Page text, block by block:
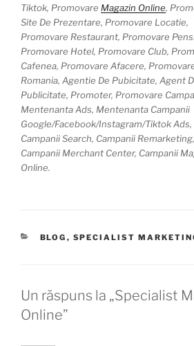
Tiktok, Promovare Magazin Online,
Site De Prezentare, Promovare Locatie,
Promovare Restaurant, Promovare
Promovare Hotel, Promovare Club,
Cafenea, Promovare Afacere,
Romania, Agentie De Pubicitate, Agent
Publicitate, Promoter, Promovare
Mentenanta Ads, Mentenanta Campanii
Google/Facebook/Instagram/Tiktok Ads,
Campanii Search, Campanii Remarketing,
Campanii Merchant Center, Campanii
Online.
BLOG , SPECIALIST
Un răspuns la „Specialist
Online”